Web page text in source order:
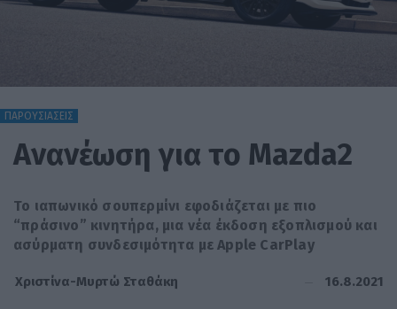
ΠΑΡΟΥΣΙΑΣΕΙΣ
Ανανέωση για το Mazda2
Το ιαπωνικό σουπερμίνι εφοδιάζεται με πιο
“πράσινο” κινητήρα, μια νέα έκδοση εξοπλισμού και
ασύρματη συνδεσιμότητα με Apple CarPlay
Χριστίνα-Μυρτώ Σταθάκη 16.8.2021